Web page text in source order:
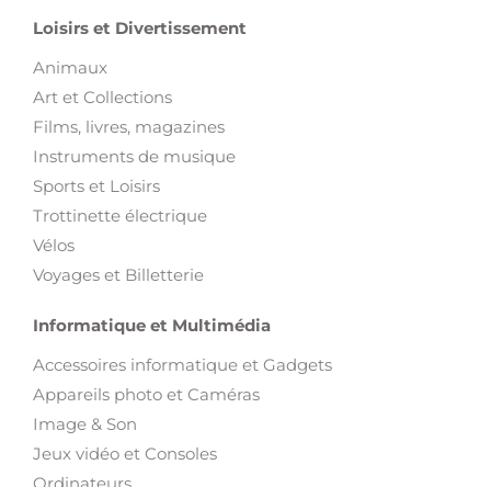
Loisirs et Divertissement
Animaux
Art et Collections
Films, livres, magazines
Instruments de musique
Sports et Loisirs
Trottinette électrique
Vélos
Voyages et Billetterie
Informatique et Multimédia
Accessoires informatique et Gadgets
Appareils photo et Caméras
Image & Son
Jeux vidéo et Consoles